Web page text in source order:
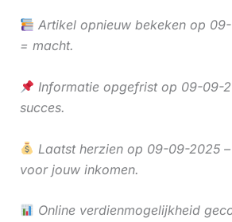
Artikel opnieuw bekeken op
= macht.
Informatie opgefrist op 09-09-
succes.
Laatst herzien op 09-09-2025
voor jouw inkomen.
Online verdienmogelijkheid